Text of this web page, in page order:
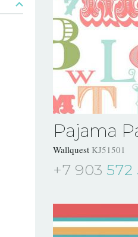
Pajama
Wallquest KJ51501
+7 903 572